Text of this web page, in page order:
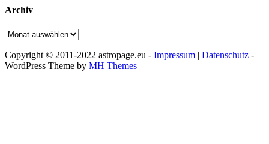
Archiv
Archiv
Copyright © 2011-2022 astropage.eu - Impressum | Datenschutz -
WordPress Theme by MH Themes